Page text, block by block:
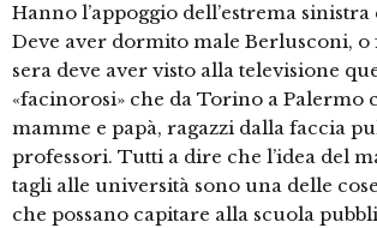
Hanno l’appoggio dell’estrema
Deve aver dormito male Berlusconi, o
sera deve aver visto alla televisione
«facinorosi» che da Torino a Palermo
mamme e papà, ragazzi dalla faccia
professori. Tutti a dire che l’idea del
tagli alle università sono una delle
che possano capitare alla scuola